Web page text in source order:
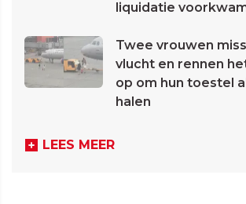
liquidatie
Twee vrouwen
vlucht en rennen
op om hun toestel
halen
LEES MEER